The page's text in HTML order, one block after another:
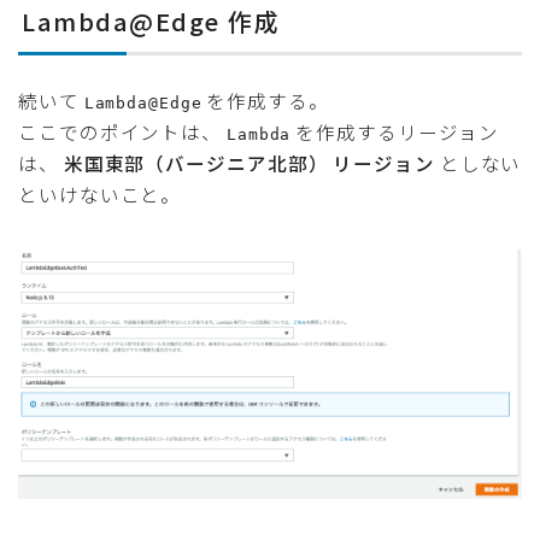
Lambda@Edge 作成
続いて Lambda@Edge を作成する。
ここでのポイントは、
Lambda を作成するリージョン
は、 米国東部（バージニア北部） リージョン としない
といけないこと。